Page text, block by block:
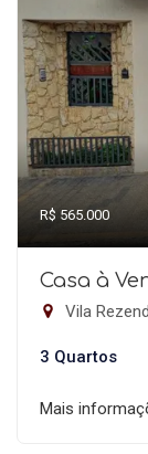
R$ 565.000
Casa à
Vila
3 Quartos
Mais